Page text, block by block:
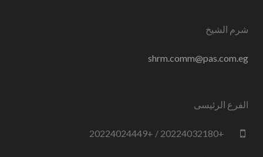
شرم الشيخ
shrm.comm@pas.com.eg
الفرع الرئيسى
+20224032180 / +20224024449